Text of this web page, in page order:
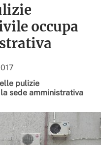
occupa
pulizie
sede amministrativa